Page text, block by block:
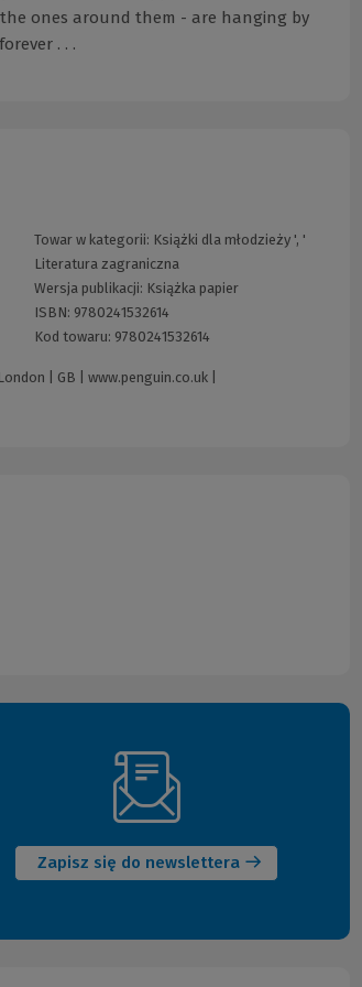
ones around them - are hanging by
. . .
Towar w kategorii: Książki dla młodzieży', '
Literatura zagraniczna
Wersja publikacji: Książka papier
ISBN: 9780241532614
Kod towaru: 9780241532614
| GB | www.penguin.co.uk
Zapisz się do newslettera
okno)